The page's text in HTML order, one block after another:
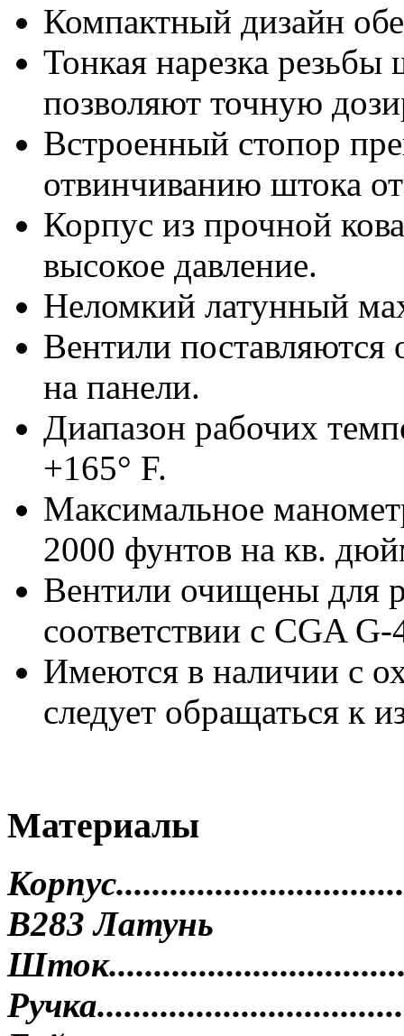
Компактный дизайн
Тонкая нарезка
позволяют точную
Встроенный стопор
отвинчиванию штока
Корпус из прочной
высокое давление.
Неломкий латунный
Вентили
на панели.
Диапазон рабочих
+165° F.
Максимальное
2000 фунтов на кв.
Вентили очищены для
соответствии с CGA G-
Имеются в наличии с
следует обращаться к
Материалы
B283 Латунь